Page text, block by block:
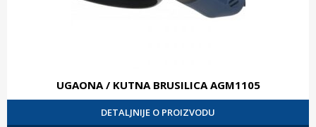
UGAONA / KUTNA BRUSILICA AGM1105
DETALJNIJE O PROIZVODU